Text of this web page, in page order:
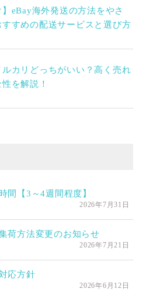
】eBay海外発送の方法をやさ
すすめの配送サービスと選び方
カリどっちがいい？高く売れ
を解説！
間【3～4週間程度】
2026年7月31日
荷方法変更のお知らせ
2026年7月21日
応方針
2026年6月12日